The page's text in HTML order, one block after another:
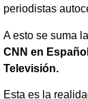
periodistas
A esto se suma
CNN en
Televisión.
Esta es la